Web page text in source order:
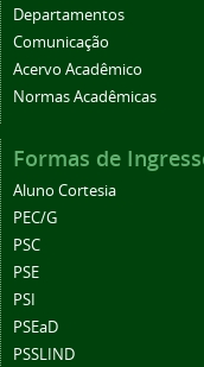
Departamentos
Comunicação
Acervo Acadêmico
Normas Acadêmicas
Formas de
Aluno Cortesia
PEC/G
PSC
PSE
PSI
PSEaD
PSSLIND